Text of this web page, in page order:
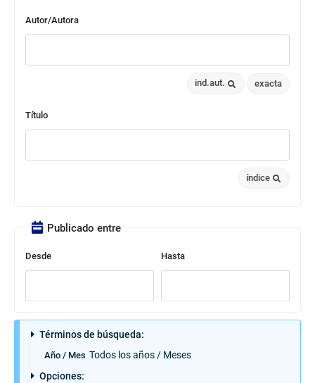
Autor/Autora
ind.aut. exacta
Título
índice
Publicado entre
Desde Hasta
Términos de búsqueda:
Año / Mes Todos los años / Meses
Opciones: